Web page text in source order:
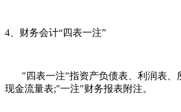
4、财务会计“四表一注”
"四表一注"指资产负债表、利润表、
现金流量表;"一注"财务报表附注。